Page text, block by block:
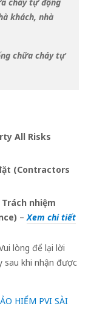
khách, nhà
chữa cháy tự
All Risks
(Contractors
nhiệm
–Xem chi tiết
lòng để lại lời
sau khi nhận được
HIỂM PVI SÀI